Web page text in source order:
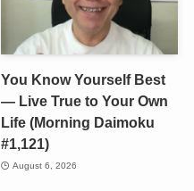
You Know Yourself Best
— Live True to Your Own
Life (Morning Daimoku
#1,121)
August 6, 2026